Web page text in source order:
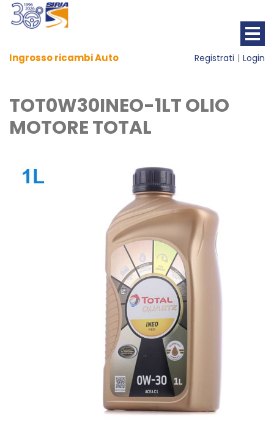
Ingrosso ricambi Auto Registrati Login
TOT0W30INEO-1LT OLIO
MOTORE TOTAL